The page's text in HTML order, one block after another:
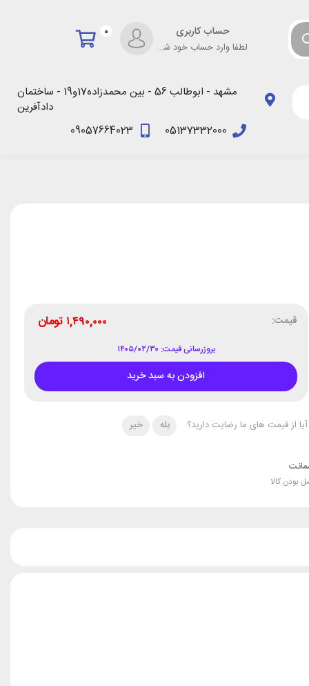
حساب کاربری
لطفا وارد حساب خود شوید!
0
مشهد - ابوطالب 56 - بین محمدزاده17و19 - ساختمان
دادآفرین
05137332000
09057664023
قیمت: تومان ۱,۴۹۰,۰۰۰
بروزرسانی قیمت: ۱۴۰۵/۰۲/۳۰
افزودن به سبد خرید
آیا از قیمت های ما رضایت دارید؟ بله خیر
بودن کالا